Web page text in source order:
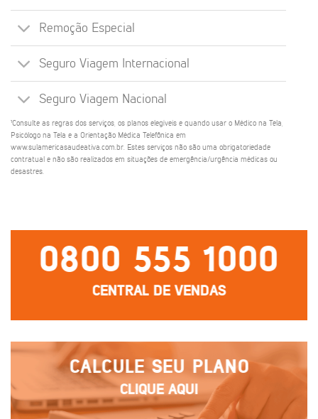
Remoção Especial
Seguro Viagem Internacional
Seguro Viagem Nacional
¹Consulte as regras dos serviços, os planos elegíveis e quando usar o Médico na Tela,
Psicólogo na Tela e a Orientação Médica Telefônica em
www.sulamericasaudeativa.com.br. Estes serviços não são uma obrigatoriedade
contratual e não são realizados em situações de emergência/urgência médicas ou
desastres.
0800 555 1000
CENTRAL DE VENDAS
CALCULE SEU PLANO
CLIQUE AQUI